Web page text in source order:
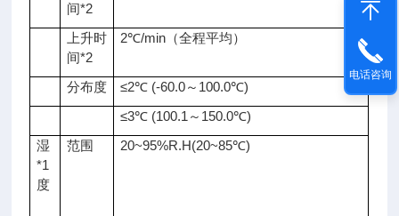
间*2
上升时
间*2
2℃/min（全程平均）
分布度
≤2℃ (-60.0～100.0℃)
≤3℃ (100.1～150.0℃)
湿
*1
度
范围 20~95%R.H(20~85℃)
电话咨询